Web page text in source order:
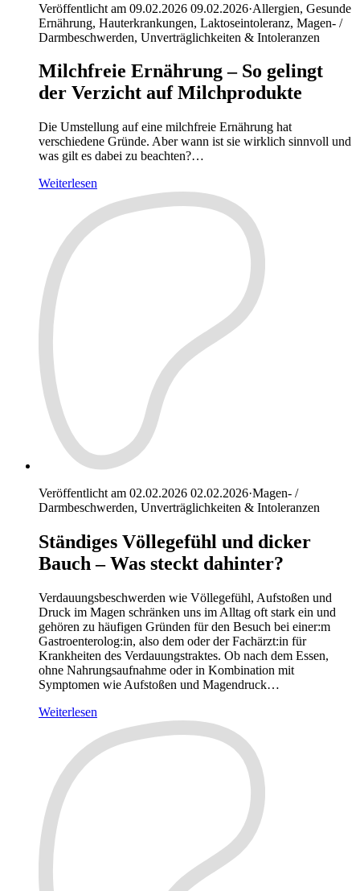
Veröffentlicht am 09.02.2026 09.02.2026·Allergien, Gesunde
Ernährung, Hauterkrankungen, Laktoseintoleranz, Magen- /
Darmbeschwerden, Unverträglichkeiten & Intoleranzen
Milchfreie Ernährung – So gelingt
der Verzicht auf Milchprodukte
Die Umstellung auf eine milchfreie Ernährung hat
verschiedene Gründe. Aber wann ist sie wirklich sinnvoll und
was gilt es dabei zu beachten?…
Weiterlesen
Veröffentlicht am 02.02.2026 02.02.2026·Magen- /
Darmbeschwerden, Unverträglichkeiten & Intoleranzen
Ständiges Völlegefühl und dicker
Bauch – Was steckt dahinter?
Verdauungsbeschwerden wie Völlegefühl, Aufstoßen und
Druck im Magen schränken uns im Alltag oft stark ein und
gehören zu häufigen Gründen für den Besuch bei einer:m
Gastroenterolog:in, also dem oder der Fachärzt:in für
Krankheiten des Verdauungstraktes. Ob nach dem Essen,
ohne Nahrungsaufnahme oder in Kombination mit
Symptomen wie Aufstoßen und Magendruck…
Weiterlesen